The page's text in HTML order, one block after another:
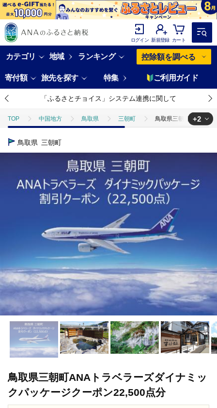
ログイン 新規登録 カート
カテゴリ 地域 ランキング 控除額を調べる
寄付額 旅先を探す 特集 ご利用ガイド
「ふるさとチョイス」システム連携に関して
TOP 中国地方 鳥取県 三朝町 鳥取県三朝町ANAトラ
TOP
+2
鳥取県 三朝町
鳥取県三朝町ANAトラベラーズダイナミッ
クパッケージクーポン22,500点分